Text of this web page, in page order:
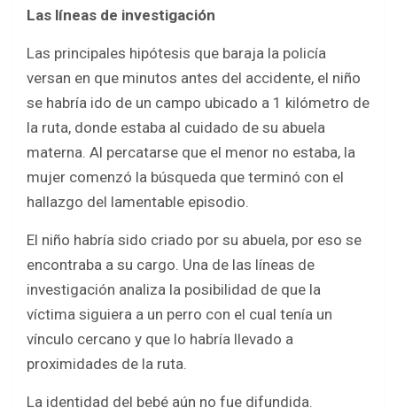
Las líneas de investigación
Las principales hipótesis que baraja la policía
versan en que minutos antes del accidente, el niño
se habría ido de un campo ubicado a 1 kilómetro de
la ruta, donde estaba al cuidado de su abuela
materna. Al percatarse que el menor no estaba, la
mujer comenzó la búsqueda que terminó con el
hallazgo del lamentable episodio.
El niño habría sido criado por su abuela, por eso se
encontraba a su cargo. Una de las líneas de
investigación analiza la posibilidad de que la
víctima siguiera a un perro con el cual tenía un
vínculo cercano y que lo habría llevado a
proximidades de la ruta.
La identidad del bebé aún no fue difundida.